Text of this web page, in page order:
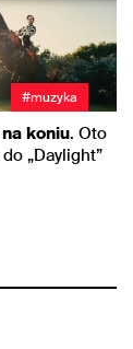
#muzyka
na koniu. Oto
do „Daylight”